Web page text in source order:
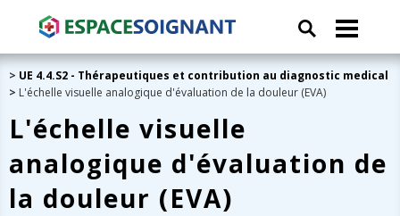
> UE 4.4.S2 - Thérapeutiques et contribution au diagnostic medical
> L'échelle visuelle analogique d'évaluation de la douleur (EVA)
L'échelle visuelle
analogique d'évaluation de
la douleur (EVA)